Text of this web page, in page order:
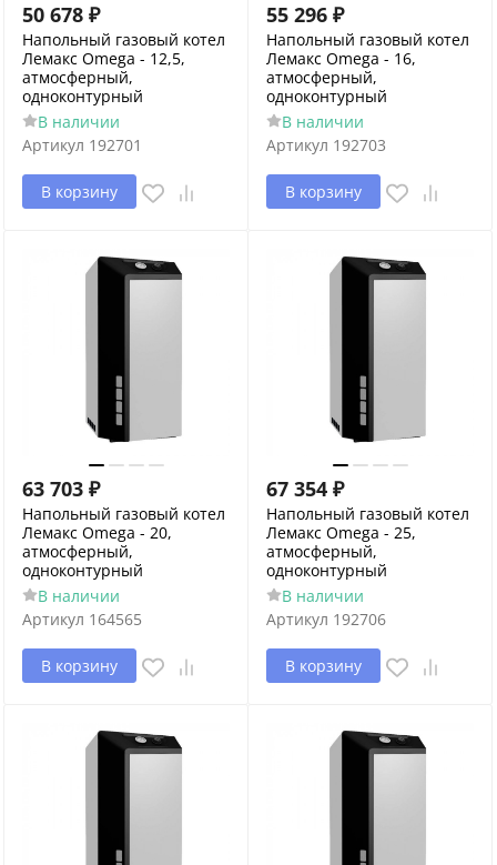
50 678 ₽
Напольный газовый котел
Лемакс Omega - 12,5,
атмосферный,
одноконтурный
В наличии
Артикул 192701
В корзину
55 296 ₽
Напольный газовый котел
Лемакс Omega - 16,
атмосферный,
одноконтурный
В наличии
Артикул 192703
В корзину
63 703 ₽
Напольный газовый котел
Лемакс Omega - 20,
атмосферный,
одноконтурный
В наличии
Артикул 164565
В корзину
67 354 ₽
Напольный газовый котел
Лемакс Omega - 25,
атмосферный,
одноконтурный
В наличии
Артикул 192706
В корзину